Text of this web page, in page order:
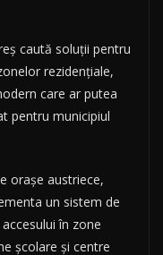
caută soluții pentru
rezidențiale,
care ar putea
pentru municipiul
orașe austriece,
un sistem de
în zone
școlare și centre